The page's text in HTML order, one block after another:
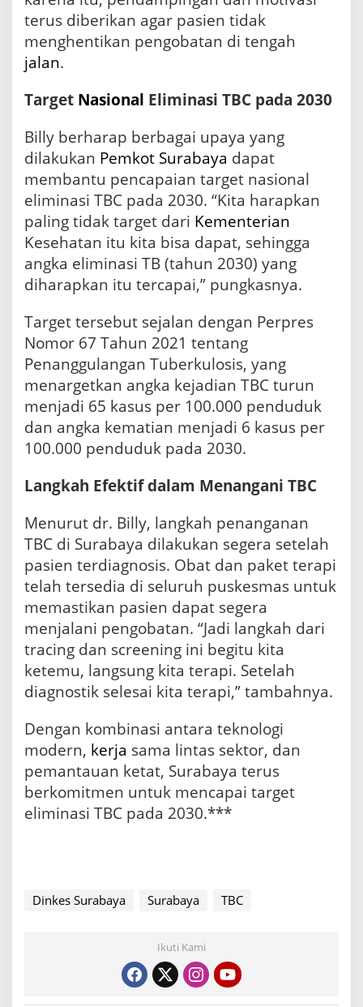
terus diberikan agar pasien tidak
menghentikan pengobatan di tengah
jalan.
Target Nasional Eliminasi TBC pada 2030
Billy berharap berbagai upaya yang
dilakukan Pemkot Surabaya dapat
membantu pencapaian target nasional
eliminasi TBC pada 2030. “Kita harapkan
paling tidak target dari Kementerian
Kesehatan itu kita bisa dapat, sehingga
angka eliminasi TB (tahun 2030) yang
diharapkan itu tercapai,” pungkasnya.
Target tersebut sejalan dengan Perpres
Nomor 67 Tahun 2021 tentang
Penanggulangan Tuberkulosis, yang
menargetkan angka kejadian TBC turun
menjadi 65 kasus per 100.000 penduduk
dan angka kematian menjadi 6 kasus per
100.000 penduduk pada 2030.
Langkah Efektif dalam Menangani TBC
Menurut dr. Billy, langkah penanganan
TBC di Surabaya dilakukan segera setelah
pasien terdiagnosis. Obat dan paket terapi
telah tersedia di seluruh puskesmas untuk
memastikan pasien dapat segera
menjalani pengobatan. “Jadi langkah dari
tracing dan screening ini begitu kita
ketemu, langsung kita terapi. Setelah
diagnostik selesai kita terapi,” tambahnya.
Dengan kombinasi antara teknologi
modern, kerja sama lintas sektor, dan
pemantauan ketat, Surabaya terus
berkomitmen untuk mencapai target
eliminasi TBC pada 2030.***
Dinkes Surabaya Surabaya TBC
Ikuti Kami